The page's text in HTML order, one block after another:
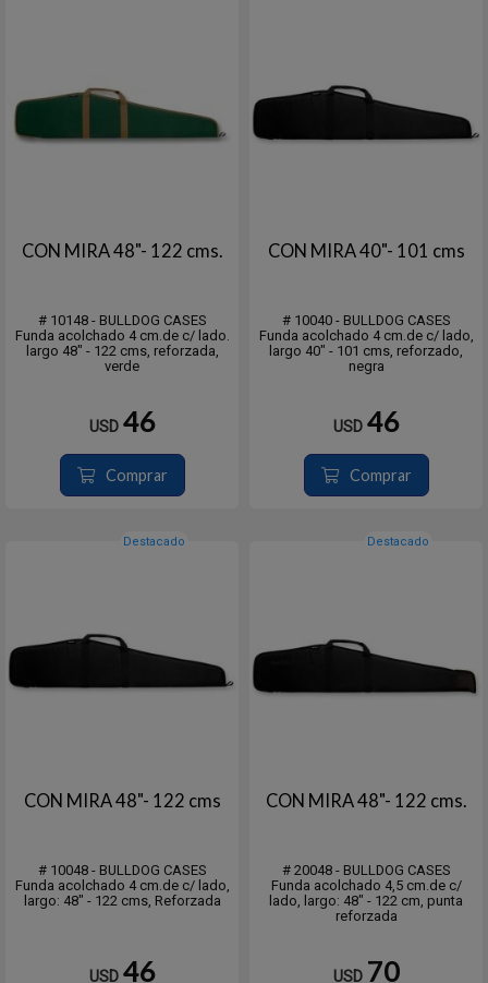
CON MIRA 48"- 122 cms.
# 10148 - BULLDOG CASES
Funda acolchado 4 cm.de c/ lado.
largo 48" - 122 cms, reforzada,
verde
USD 46
Comprar
CON MIRA 40"- 101 cms
# 10040 - BULLDOG CASES
Funda acolchado 4 cm.de c/ lado,
largo 40" - 101 cms, reforzado,
negra
USD 46
Comprar
Destacado
CON MIRA 48"- 122 cms
# 10048 - BULLDOG CASES
Funda acolchado 4 cm.de c/ lado,
largo: 48" - 122 cms, Reforzada
USD 46
Destacado
CON MIRA 48"- 122 cms.
# 20048 - BULLDOG CASES
Funda acolchado 4,5 cm.de c/
lado, largo: 48" - 122 cm, punta
reforzada
USD 70